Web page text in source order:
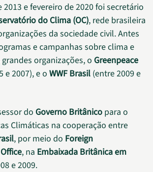
e fevereiro de 2020 foi secretário
do Clima (OC), rede brasileira
da sociedade civil. Antes
e campanhas sobre clima e
organizações, o Greenpeace
e 2007), e oWWF Brasil (entre 2009 e
do Governo Britânico para o
Climáticas na cooperação entre
, por meio do Foreign
, na Embaixada Britânica em
e 2009.